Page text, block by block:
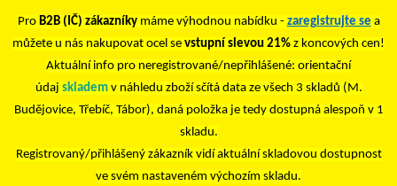
Pro B2B (IČ) zákazníkymáme výhodnou nabídku - zaregistrujte se a
můžete u nás nakupovat ocel se vstupní slevou 21% z koncových cen!
Aktuální info pro neregistrované/nepřihlášené: orientační
údaj skladem v náhledu zboží sčítá data ze všech 3 skladů (M.
Budějovice, Třebíč, Tábor), daná položka je tedy dostupná alespoň v 1
skladu.
Registrovaný/přihlášený zákazník vidí aktuální skladovou dostupnost
ve svém nastaveném výchozím skladu.